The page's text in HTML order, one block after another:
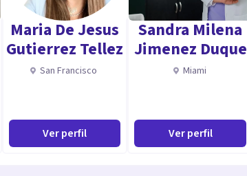
Maria De Jesus
Gutierrez Tellez
San Francisco
Ver perfil
Sandra Milena
Jimenez Duque
Miami
Ver perfil